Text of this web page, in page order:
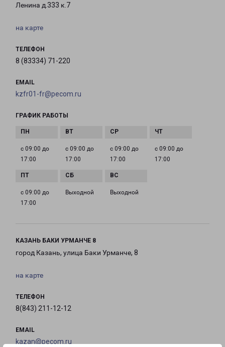
Ленина д.333 к.7
на карте
ТЕЛЕФОН
8 (83334) 71-220
EMAIL
kzfr01-fr@pecom.ru
ГРАФИК РАБОТЫ
с 09:00 до
17:00
с 09:00 до
17:00
с 09:00 до
17:00
с 09:00 до
17:00
с 09:00 до
17:00
Выходной Выходной
КАЗАНЬ БАКИ УРМАНЧЕ 8
город Казань, улица Баки Урманче, 8
на карте
ТЕЛЕФОН
8(843) 211-12-12
EMAIL
kazan@pecom.ru